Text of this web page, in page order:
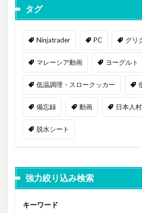
タグ
Ninjatrader PC グリ
マレーシア動画 ヨーグルト
低温調理・スロークッカー
備忘録 動画 日本人
脱水シート
強力絞り込み検索
キーワード